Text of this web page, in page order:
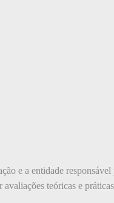
e a entidade
teóricas e